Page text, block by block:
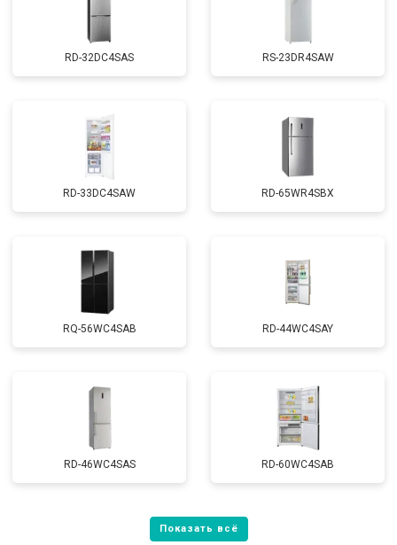
RD-32DC4SAS RS-23DR4SAW
RD-33DC4SAW RD-65WR4SBX
RQ-56WC4SAB RD-44WC4SAY
RD-46WC4SAS RD-60WC4SAB